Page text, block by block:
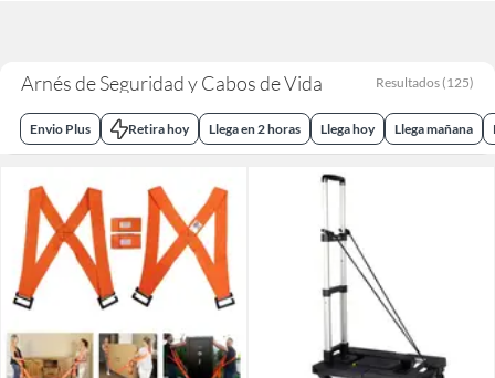
Arnés de Seguridad y Cabos de Vida Resultados (125)
Envio Plus Retira hoy Llega en 2 horas Llega hoy Llega mañana